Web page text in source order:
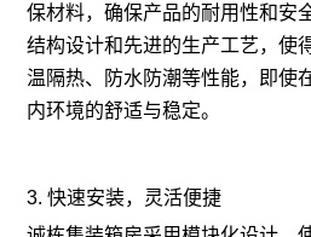
保材料，确保产品的耐用性和安
结构设计和先进的生产工艺，使
温隔热、防水防潮等性能，即使
内环境的舒适与稳定。
3. 快速安装，灵活便捷